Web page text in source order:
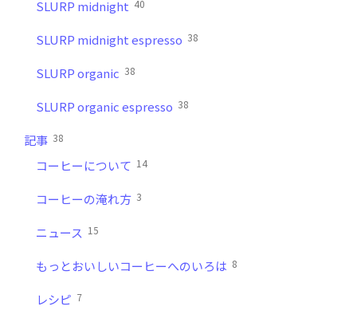
SLURP midnight 40
SLURP midnight espresso 38
SLURP organic 38
SLURP organic espresso 38
記事 38
コーヒーについて 14
コーヒーの淹れ方 3
ニュース 15
もっとおいしいコーヒーへのいろは 8
レシピ 7